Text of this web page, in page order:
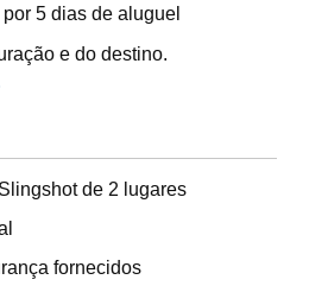
5 dias de aluguel
e do destino.
de 2 lugares
fornecidos